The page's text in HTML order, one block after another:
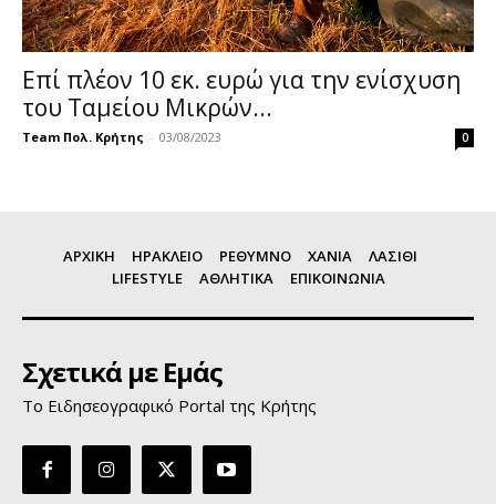
Επί πλέον 10 εκ. ευρώ για την ενίσχυση
του Ταμείου Μικρών...
Team Πολ. Κρήτης - 03/08/2023 0
ΑΡΧΙΚΗ ΗΡΑΚΛΕΙΟ ΡΕΘΥΜΝΟ ΧΑΝΙΑ
ΛΑΣΙΘΙ
LIFESTYLE
ΑΘΛΗΤΙΚΑ ΕΠΙΚΟΙΝΩΝΙΑ
Σχετικά με Εμάς
Το Ειδησεογραφικό Portal της Κρήτης